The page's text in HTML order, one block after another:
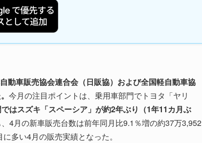
動車販売協会連合会（日販協）および全国軽自動車協
今月の注目ポイントは、乗用車部門でトヨタ「ヤリ
はスズキ「スペーシア」が約2年ぶり（1年11カ月ぶ
4月の新車販売台数は前年同月比9.1％増の約37万3,952
多い4月の販売実績となった。